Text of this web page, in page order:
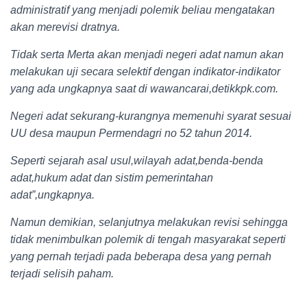
administratif yang menjadi polemik beliau mengatakan
akan merevisi dratnya.
Tidak serta Merta akan menjadi negeri adat namun akan
melakukan uji secara selektif dengan indikator-indikator
yang ada ungkapnya saat di wawancarai,detikkpk.com.
Negeri adat sekurang-kurangnya memenuhi syarat sesuai
UU desa maupun Permendagri no 52 tahun 2014.
Seperti sejarah asal usul,wilayah adat,benda-benda
adat,hukum adat dan sistim pemerintahan
adat”,ungkapnya.
Namun demikian, selanjutnya melakukan revisi sehingga
tidak menimbulkan polemik di tengah masyarakat seperti
yang pernah terjadi pada beberapa desa yang pernah
terjadi selisih paham.